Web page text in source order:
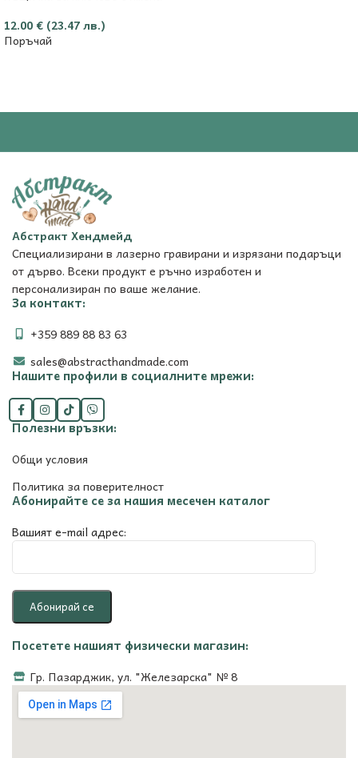
12.00 € (23.47 лв.)
Поръчай
Абстракт Хендмейд
Специализирани в лазерно гравирани и изрязани подаръци
от дърво. Всеки продукт е ръчно изработен и
персонализиран по ваше желание.
За контакт:
+359 889 88 83 63
sales@abstracthandmade.com
Нашите профили в социалните мрежи:
Полезни връзки:
Общи условия
Политика за поверителност
Абонирайте се за нашия месечен каталог
Вашият e-mail адрес:
Посетете нашият физически магазин:
Гр. Пазарджик, ул. "Железарска" № 8